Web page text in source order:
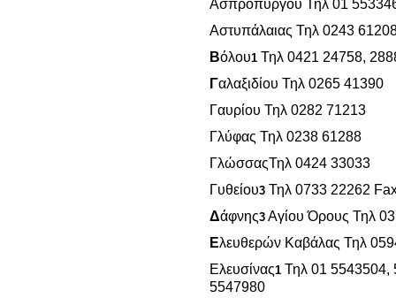
Ασπροπύργου Τηλ 01
Αστυπάλαιας Τηλ 0243
Βόλου1 Τηλ 0421 24758,
Γαλαξιδίου Τηλ 0265 41390
Γαυρίου Τηλ 0282 71213
Γλύφας Τηλ 0238 61288
ΓλώσσαςΤηλ 0424 33033
Γυθείου3 Τηλ 0733 22262
Δάφνης3 Αγίου Όρους Τηλ
Ελευθερών Καβάλας Τηλ
Ελευσίνας1 Τηλ 01 5543504,
5547980